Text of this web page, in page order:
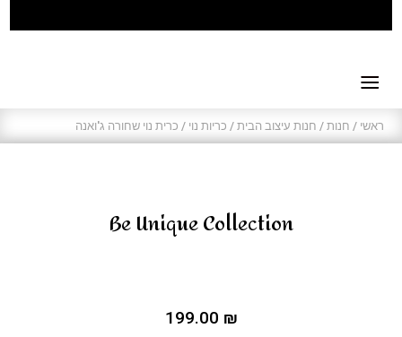
ראשי / חנות / חנות עיצוב הבית / כריות נוי / כרית נוי שחורה ג'ואנה
Be Unique Collection
199.00 ₪